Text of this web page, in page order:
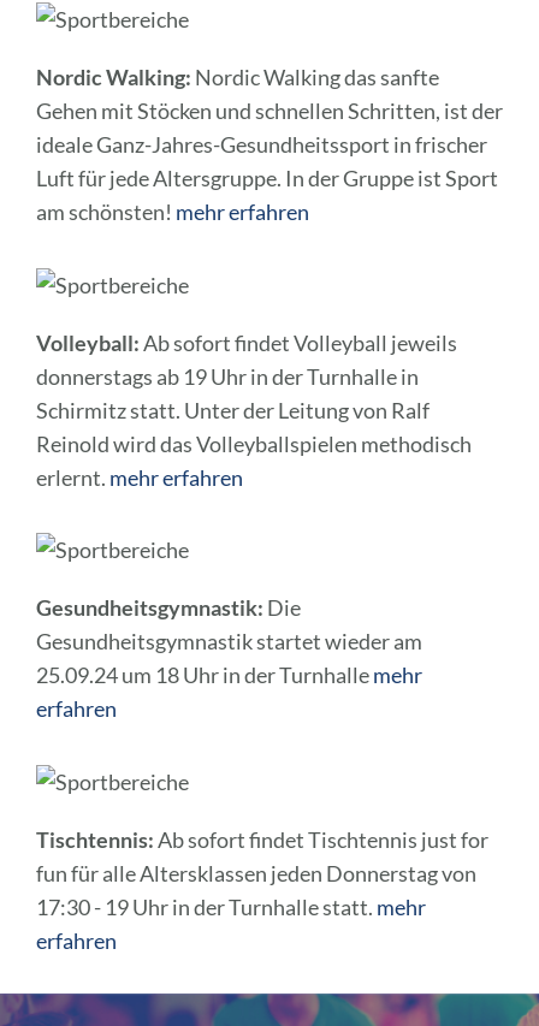
Nordic Walking: Nordic Walking das sanfte
Gehen mit Stöcken und schnellen Schritten, ist der
ideale Ganz-Jahres-Gesundheitssport in frischer
Luft für jede Altersgruppe. In der Gruppe ist Sport
am schönsten! mehr erfahren
Volleyball:Ab sofort findet Volleyball jeweils
donnerstags ab 19 Uhr in der Turnhalle in
Schirmitz statt. Unter der Leitung von Ralf
Reinold wird das Volleyballspielen methodisch
erlernt. mehr erfahren
Gesundheitsgymnastik: Die
Gesundheitsgymnastik startet wieder am
25.09.24 um 18 Uhr in der Turnhallemehr
erfahren
Tischtennis:Ab sofort findet Tischtennis just for
fun für alle Altersklassen jeden Donnerstag von
17:30 - 19 Uhr in der Turnhalle statt. mehr
erfahren